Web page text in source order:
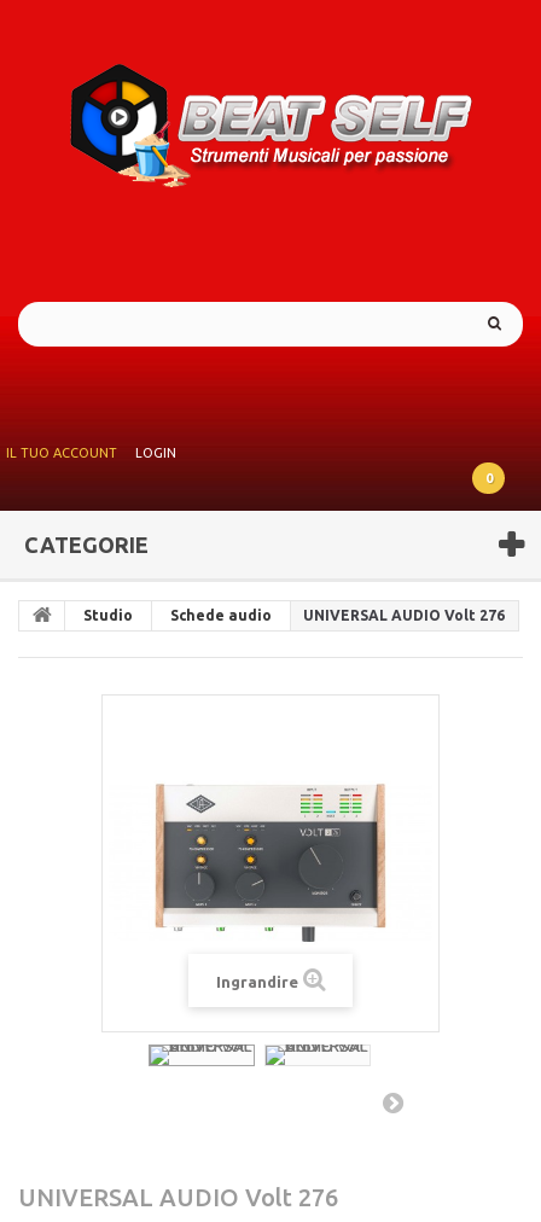
IL TUO ACCOUNT
LOGIN
0
CATEGORIE
Studio Schede audio UNIVERSAL AUDIO Volt 276
Ingrandire
UNIVERSAL AUDIO Volt 276